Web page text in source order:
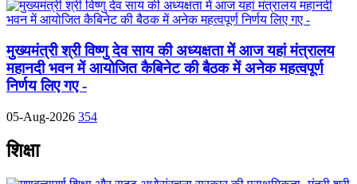
मुख्यमंत्री श्री विष्णु देव साय की अध्यक्षता में आज यहां मंत्रालय
महानदी भवन में आयोजित कैबिनेट की बैठक में अनेक महत्वपूर्ण
निर्णय लिए गए -
05-Aug-2026 354
शिक्षा